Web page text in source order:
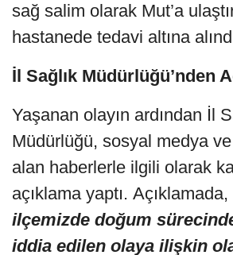
sağ salim olarak Mut’a
hastanede tedavi altına
İl Sağlık Müdürlüğü’nden
Yaşanan olayın ardından İl
Müdürlüğü, sosyal medya
alan haberlerle ilgili olarak
açıklama yaptı. Açıklamada,
ilçemizde doğum
iddia edilen olaya ilişkin